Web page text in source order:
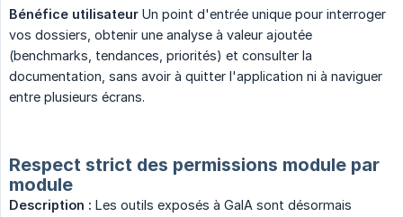
Bénéfice utilisateur Un point d'entrée unique pour interroger
vos dossiers, obtenir une analyse à valeur ajoutée
(benchmarks, tendances, priorités) et consulter la
documentation, sans avoir à quitter l'application ni à naviguer
entre plusieurs écrans.
Respect strict des permissions module par
module
Description : Les outils exposés à GaIA sont désormais